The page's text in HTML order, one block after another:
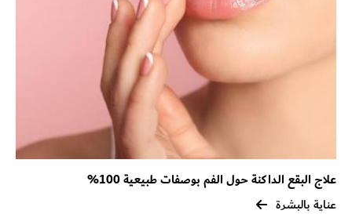
علاج البقع الداكنة حول الفم بوصفات طبيعية 100%
عناية بالبشرة